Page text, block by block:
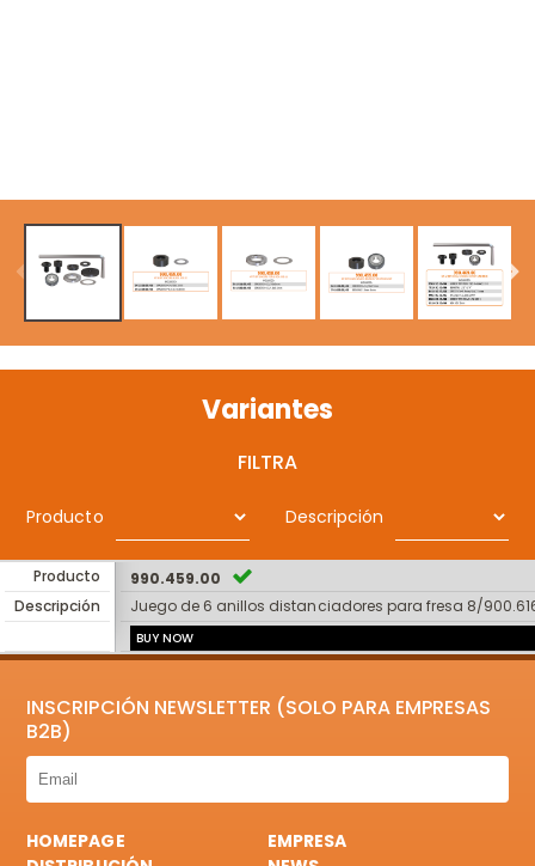
Variantes
FILTRA
Producto Descripción
Producto
Descripción
990.459.00
Juego de 6 anillos distanciadores para fresa 8/
BUY NOW
INSCRIPCIÓN NEWSLETTER (SOLO PARA EMPRESAS
B2B)
HOMEPAGE
EMPRESA